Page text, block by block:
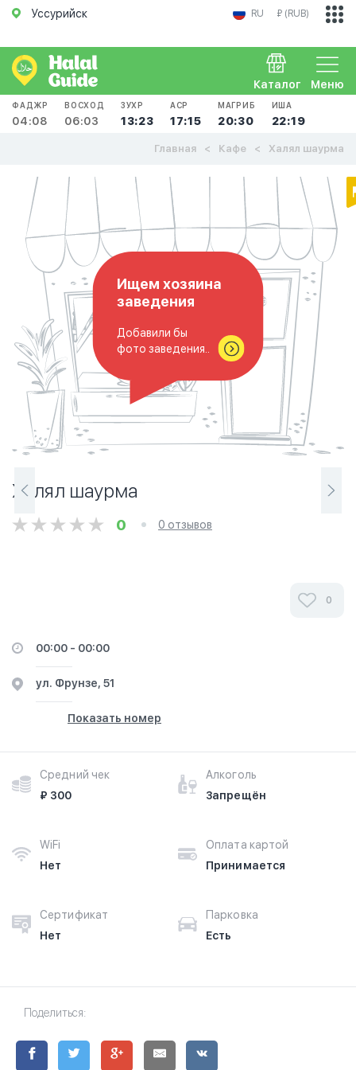
Уссурийск RU ₽ (RUB)
Меню
Каталог
ФАДЖР
04:08
ВОСХОД
06:03
ЗУХР
13:23
АСР
17:15
МАГРИБ
20:30
ИША
22:19
Главная Кафе Халял шаурма
Ищем хозяина
заведения
Добавили бы
фото заведения..
Халял шаурма
0 0 отзывов
0
00:00 - 00:00
ул. Фрунзе, 51
Показать номер
Средний чек
₽ 300
Алкоголь
Запрещён
WiFi
Нет
Оплата картой
Принимается
Сертификат
Нет
Парковка
Есть
Поделиться: